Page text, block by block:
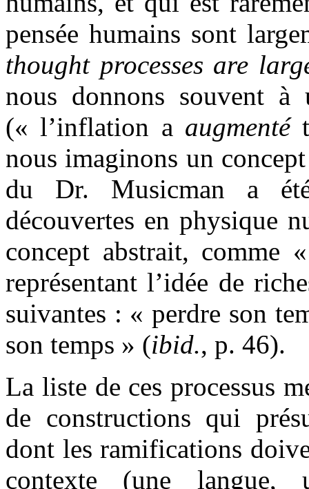
pensée humains sont
thought processes are
nous donnons souvent à
(« l’inflation a augmenté
nous imaginons un
du Dr. Musicman a
découvertes en physique
concept abstrait, comme
représentant l’idée de
suivantes : « perdre son
son temps » (ibid., p. 46).
La liste de ces processus
de constructions qui
dont les ramifications
contexte (une langue,